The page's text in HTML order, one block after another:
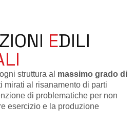
EDILI
struttura al massimo grado di
mirati al risanamento di parti
di problematiche per non
esercizio e la produzione